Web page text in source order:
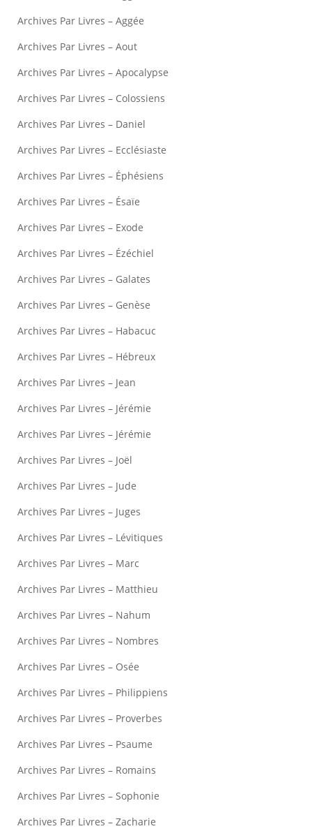
Archives Par Livres – Aggée
Archives Par Livres – Aout
Archives Par Livres – Apocalypse
Archives Par Livres – Colossiens
Archives Par Livres – Daniel
Archives Par Livres – Ecclésiaste
Archives Par Livres – Éphésiens
Archives Par Livres – Ésaïe
Archives Par Livres – Exode
Archives Par Livres – Ézéchiel
Archives Par Livres – Galates
Archives Par Livres – Genèse
Archives Par Livres – Habacuc
Archives Par Livres – Hébreux
Archives Par Livres – Jean
Archives Par Livres – Jérémie
Archives Par Livres – Jérémie
Archives Par Livres – Joël
Archives Par Livres – Jude
Archives Par Livres – Juges
Archives Par Livres – Lévitiques
Archives Par Livres – Marc
Archives Par Livres – Matthieu
Archives Par Livres – Nahum
Archives Par Livres – Nombres
Archives Par Livres – Osée
Archives Par Livres – Philippiens
Archives Par Livres – Proverbes
Archives Par Livres – Psaume
Archives Par Livres – Romains
Archives Par Livres – Sophonie
Archives Par Livres – Zacharie